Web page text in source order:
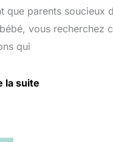
que parents soucieux
vous recherchez
qui
la suite